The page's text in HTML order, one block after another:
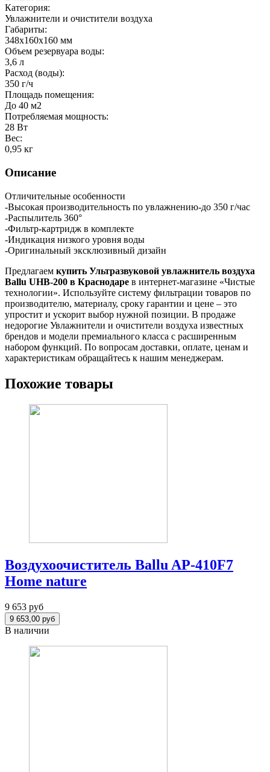
Категория:
Увлажнители и очистители воздуха
Габариты:
348x160x160 мм
Объем резервуара воды:
3,6 л
Расход (воды):
350 г/ч
Площадь помещения:
До 40 м2
Потребляемая мощность:
28 Вт
Вес:
0,95 кг
Описание
Отличительные особенности
-Высокая производительность по увлажнению-до 350 г/час
-Распылитель 360°
-Фильтр-картридж в комплекте
-Индикация низкого уровня воды
-Оригинальный эксклюзивный дизайн
Предлагаем купить Ультразвуковой увлажнитель воздуха
Ballu UHB-200 в Краснодаре в интернет-магазине «Чистые
технологии». Используйте систему фильтрации товаров по
производителю, материалу, сроку гарантии и цене – это
упростит и ускорит выбор нужной позиции. В продаже
недорогие Увлажнители и очистители воздуха известных
брендов и модели премиального класса с расширенным
набором функций. По вопросам доставки, оплате, ценам и
характеристикам обращайтесь к нашим менеджерам.
Похожие товары
Воздухоочиститель Ballu AP-410F7
Home nature
9 653 руб
В наличии